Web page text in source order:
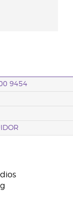
9454